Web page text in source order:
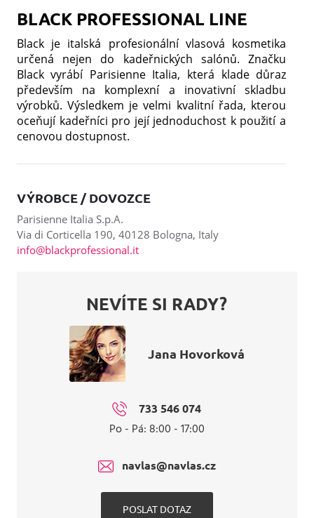
BLACK PROFESSIONAL LINE
Black je italská profesionální vlasová kosmetika
určená nejen do kadeřnických salónů. Značku
Black vyrábí Parisienne Italia, která klade důraz
především na komplexní a inovativní skladbu
výrobků. Výsledkem je velmi kvalitní řada, kterou
oceňují kadeřníci pro její jednoduchost k použití a
cenovou dostupnost.
VÝROBCE / DOVOZCE
Parisienne Italia S.p.A.
Via di Corticella 190, 40128 Bologna, Italy
info@blackprofessional.it
NEVÍTE SI RADY?
Jana Hovorková
733 546 074
Po - Pá: 8:00 - 17:00
navlas@navlas.cz
POSLAT DOTAZ